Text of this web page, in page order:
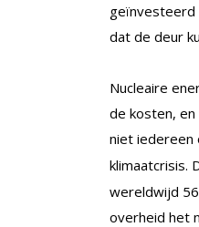
geïnvesteerd
dat de deur
Nucleaire
de kosten, en
niet iedereen
klimaatcrisis.
wereldwijd
overheid het